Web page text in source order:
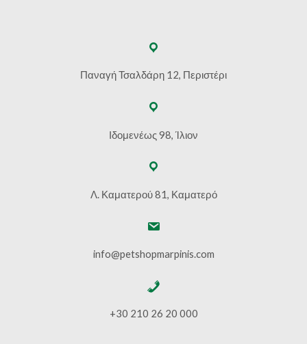
Παναγή Τσαλδάρη 12, Περιστέρι
Ιδομενέως 98, Ίλιον
Λ. Καματερού 81, Καματερό
info@petshopmarpinis.com
+30 210 26 20 000